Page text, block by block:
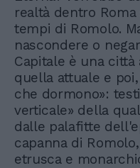
realtà dentro
tempi di Romolo.
nascondere o
Capitale è una città
quella attuale e
che dormono»:
verticale» della
dalle palafitte
capanna di
etrusca e